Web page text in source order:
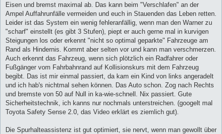
Eisen und bremst maximal ab. Das kann beim "Verschlafen" an der
Ampel Auffahrunfälle vermeiden und euch in Stauenden das Leben retten.
Leider ist das System ein wenig fehleranfällig, wenn man den Warner zu
"scharf" einstellt (es gibt 3 Stufen), piept er auch gerne mal in kurvigen
Steigungen los oder erkennt "nicht so optimal geparkte" Fahrzeuge am
Rand als Hindernis. Kommt aber selten vor und kann man verschmerzen.
Auch erkennt das Fahrzeug, wenn sich plötzlich ein Radfahrer oder
Fußgänger vom Fahrbahnrand auf Kollisionskurs mit dem Fahrzeug
begibt. Das ist mir einmal passiert, da kam ein Kind von links angeradelt
und ich hab's nichtmal sehen können. Das Auto schon. Zog nach Rechts
und bremste von 50 auf Null in ka-wie-schnell. Nix passiert. Gute
Sicherheitstechnik, ich kanns nur nochmals unterstreichen. (googelt mal
Toyota Safety Sense 2.0, das Video erklärt es ziemlich gut).
Die Spurhalteassistenz ist gut optimiert, sie nervt, wenn man gewollt über